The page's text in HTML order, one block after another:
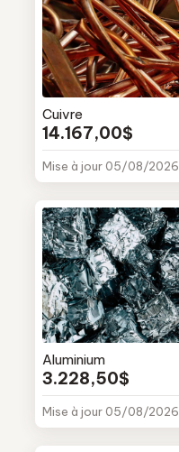
Cuivre
14.167,00$
Mise à jour 05/08/2026
Aluminium
3.228,50$
Mise à jour 05/08/2026